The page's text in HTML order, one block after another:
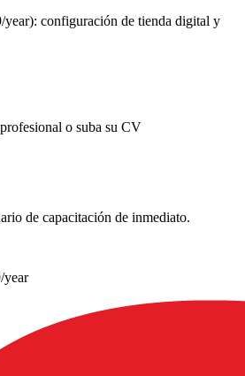
configuración de tienda digital y
o suba su CV
de capacitación de inmediato.
year